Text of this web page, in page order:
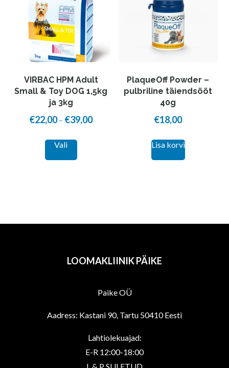
VIRBAC HPM Adult
Small & Toy DOG 1,5kg
ja 3kg
€22,00 – €39,00Price
Vali
options
chosen
PlaqueOff Powder –
pulbriline täiendsööt
40g
€18,00
Lisa korvi
LOOMAKLIINIK PÄIKE
Paike OÜ
Aadress: Kastani 90, Tartu 50410 Eesti
Lahtiolekuajad:
E-R 12:00-18:00
L & P SULETUD